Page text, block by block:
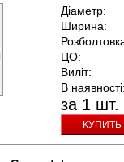
Діаметр:
Ширина:
ЦО:
Виліт:
В наявності:
за 1 шт.
КУПИТЬ